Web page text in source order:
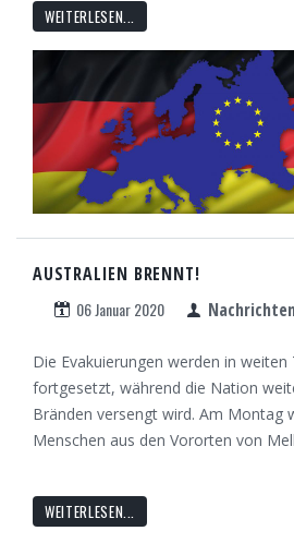
WEITERLESEN...
AUSTRALIEN BRENNT!
06 Januar 2020
Die Evakuierungen werden in weiten
fortgesetzt, während die Nation
Bränden versengt wird. Am Montag
Menschen aus den Vororten von
WEITERLESEN...